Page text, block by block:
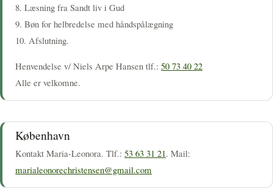
8. Læsning fra Sandt liv i Gud
9. Bøn for helbredelse med håndspålægning
10. Afslutning.
Henvendelse v/ Niels Arpe Hansen tlf.:50 73 40 22
Alle er velkomne.
København
Kontakt Maria-Leonora. Tlf.:53 63 31 21. Mail:
marialeonorechristensen@gmail.com